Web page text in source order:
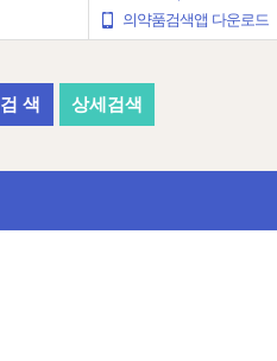
의약품검색앱 다운로드
검 색 상세검색